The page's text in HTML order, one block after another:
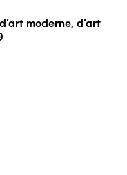
moderne, d'art